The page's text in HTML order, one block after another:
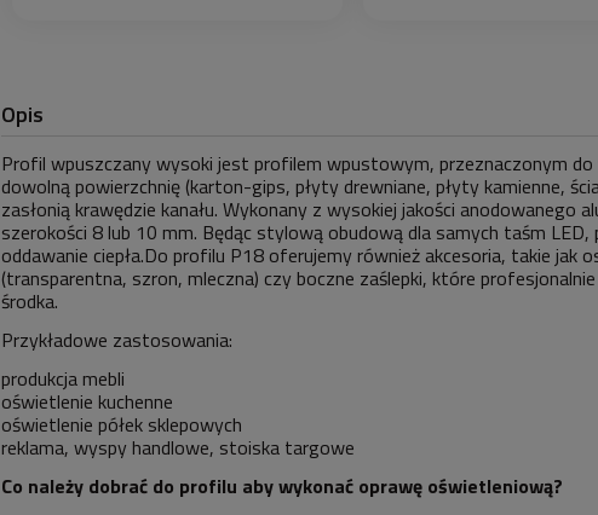
Opis
Profil wpuszczany wysoki jest profilem wpustowym, przeznaczonym
dowolną powierzchnię (karton-gips, płyty drewniane, płyty kamienne,
zasłonią krawędzie kanału. Wykonany z wysokiej jakości anodowanego
szerokości 8 lub 10 mm. Będąc stylową obudową dla samych taśm LED,
oddawanie ciepła.Do profilu P18 oferujemy również akcesoria, takie jak
(transparentna, szron, mleczna) czy boczne zaślepki, które
środka.
Przykładowe zastosowania:
produkcja mebli
oświetlenie kuchenne
oświetlenie półek sklepowych
reklama, wyspy handlowe, stoiska targowe
Co należy dobrać do profilu aby wykonać oprawę oświetleniową?